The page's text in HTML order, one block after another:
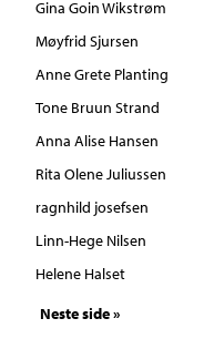
Gina Goin Wikstrøm
Møyfrid Sjursen
Anne Grete Planting
Tone Bruun Strand
Anna Alise Hansen
Rita Olene Juliussen
ragnhild josefsen
Linn-Hege Nilsen
Helene Halset
Neste side »